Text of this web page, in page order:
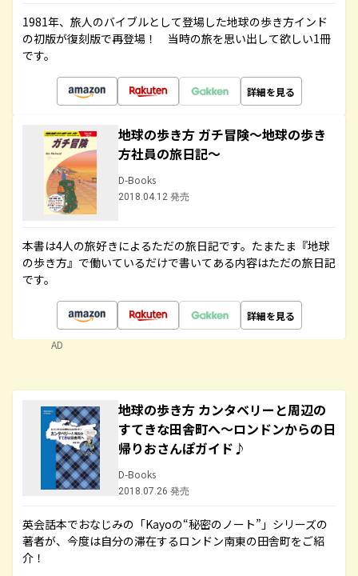
1981年、旅人のバイブルとして登場した地球の歩き方インド
の初版が復刻版で再登場！ 当時の旅を思い出して欲しい1冊
です。
詳細を見る
地球の歩き方 ガチ冒険～地球の歩き
方社員の旅日記～
D-Books
2018.04.12 発売
本書は4人の旅好きによるただの旅日記です。たまたま『地球
の歩き方』で働いているだけで書いてある内容はただの旅日記
です。
詳細を見る
AD
地球の歩き方 カンタベリーと周辺の
すてきな田舎町へ～ロンドンからの日
帰りおさんぽガイド♪
D-Books
2018.07.26 発売
英会話本でおなじみの「Kayoの“秘密のノート”」シリーズの
著者が、今度は自分の滞在するロンドン南東の田舎町をご紹
介！